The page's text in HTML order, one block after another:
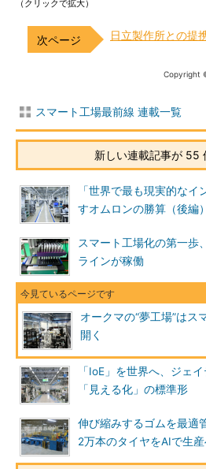
（クリックで拡大）
日立製作所との提
Copyright
スマート工場最前線 連載一覧
新しい連載記事が 55
「世界で最も現実的な
すオムロンの勝算（後編）
スマート工場化の第一歩
ラインが稼働
オークマの“夢工場”はス
開く
「IoE」を世界へ、ジェ
「見える化」の標準形
伸び縮みするゴムを最適
2万本のタイヤをAIで生